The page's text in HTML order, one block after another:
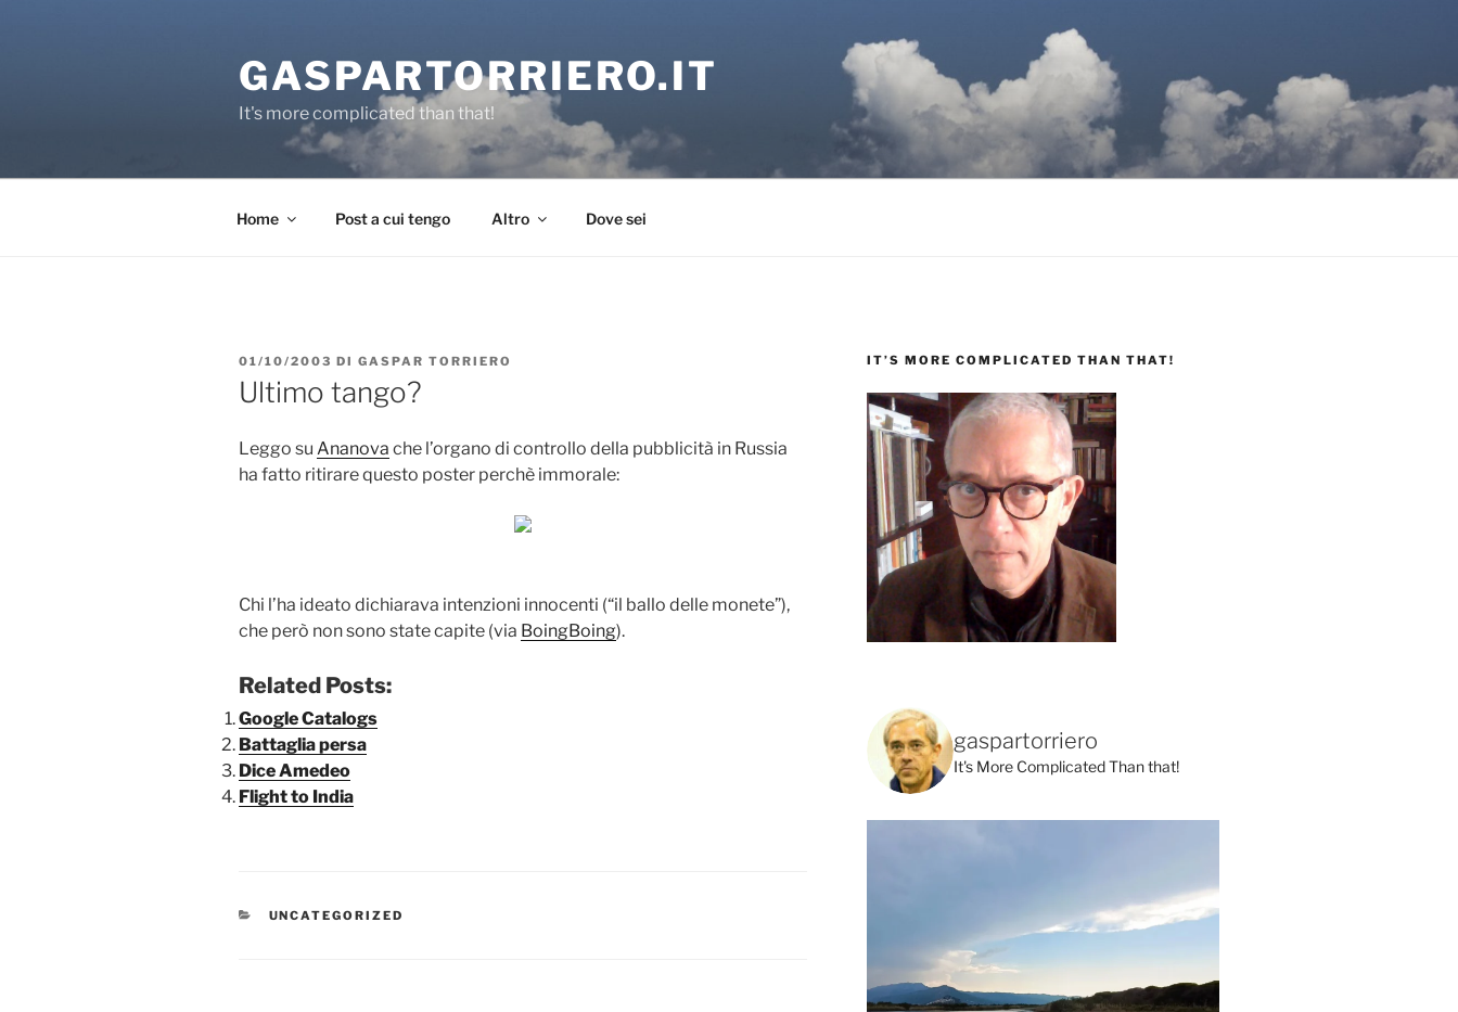
GASPARTORRIERO.IT
It's more complicated than that!
Home Post a cui tengo Altro Dove sei
PUBBLICATO
IL
01/10/2003 DI GASPAR TORRIERO
Ultimo tango?
Leggo su Ananova che l’organo di controllo della pubblicità in Russia
ha fatto ritirare questo poster perchè immorale:
Chi l’ha ideato dichiarava intenzioni innocenti (“il ballo delle monete”),
che però non sono state capite (via BoingBoing).
Related Posts:
Google Catalogs
Battaglia persa
Dice Amedeo
Flight to India
CATEGORIE
UNCATEGORIZED
IT’S MORE COMPLICATED THAN THAT!
gaspartorriero
It's More Complicated Than that!